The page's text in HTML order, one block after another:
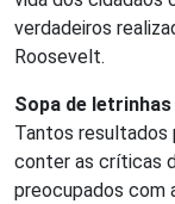
verdadeiros
Roosevelt.
Sopa de letrinhas
Tantos resultados
conter as críticas
preocupados com